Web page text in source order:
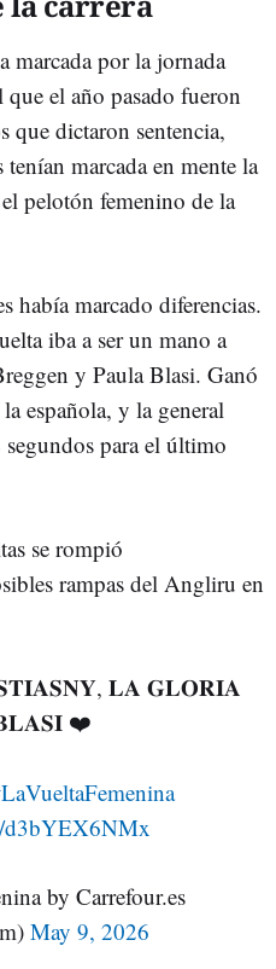
marcada por la jornada
el año pasado fueron
que dictaron sentencia,
tenían marcada en mente la
pelotón femenino de la
había marcado diferencias.
iba a ser un mano a
y Paula Blasi. Ganó
española, y la general
para el último
se rompió
rampas del Angliru en
𝐋𝐀 𝐆𝐋𝐎𝐑𝐈𝐀
❤️
d3bYEX6NMx
by Carrefour.es
May 9, 2026